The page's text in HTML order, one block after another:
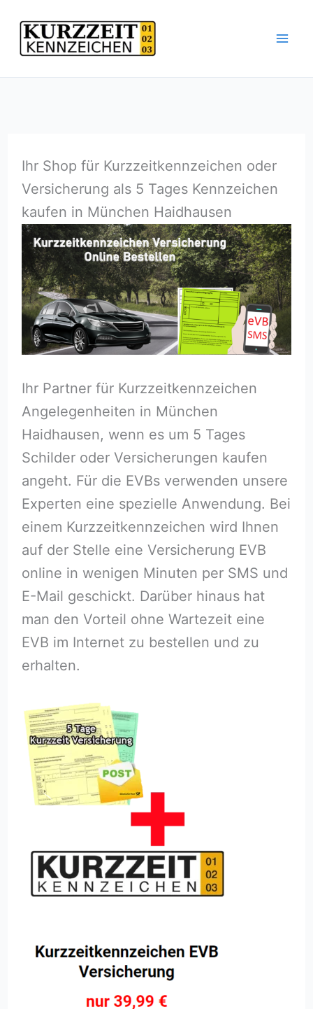
Inhalt
springen
Ihr Shop für Kurzzeitkennzeichen oder
Versicherung als 5 Tages Kennzeichen
kaufen in München Haidhausen
Ihr Partner für Kurzzeitkennzeichen
Angelegenheiten in München
Haidhausen, wenn es um 5 Tages
Schilder oder Versicherungen kaufen
angeht. Für die EVBs verwenden unsere
Experten eine spezielle Anwendung. Bei
einem Kurzzeitkennzeichen wird Ihnen
auf der Stelle eine Versicherung EVB
online in wenigen Minuten per SMS und
E-Mail geschickt. Darüber hinaus hat
man den Vorteil ohne Wartezeit eine
EVB im Internet zu bestellen und zu
erhalten.